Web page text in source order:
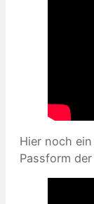
Hier noch
Passform